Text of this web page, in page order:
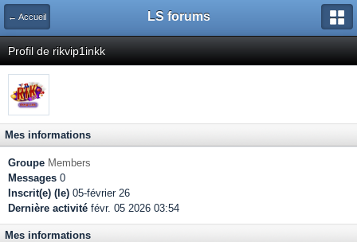
← Accueil LS forums
Profil de rikvip1inkk
Mes informations
Groupe Members
Messages 0
Inscrit(e) (le) 05-février 26
Dernière activité févr. 05 2026 03:54
Mes informations